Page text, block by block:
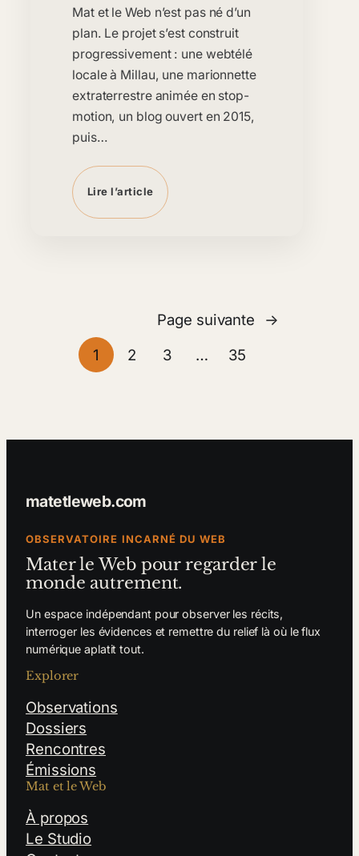
Mat et le Web n’est pas né d’un
plan. Le projet s’est construit
progressivement : une webtélé
locale à Millau, une marionnette
extraterrestre animée en stop-
motion, un blog ouvert en 2015,
puis…
Lire l’article
1 2 3 … 35
Page suivante →
matetleweb.com
OBSERVATOIRE INCARNÉ DU WEB
Mater le Web pour regarder le
monde autrement.
Un espace indépendant pour observer les récits,
interroger les évidences et remettre du relief là où le flux
numérique aplatit tout.
Explorer
Observations
Dossiers
Rencontres
Émissions
Mat et le Web
À propos
Le Studio